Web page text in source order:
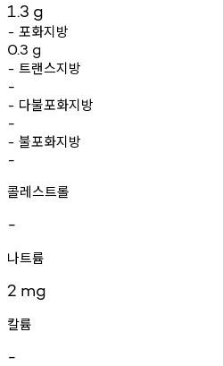
1.3 g
- 포화지방
0.3 g
- 트랜스지방
-
- 다불포화지방
-
- 불포화지방
-
콜레스트롤
-
나트륨
2 mg
칼륨
-